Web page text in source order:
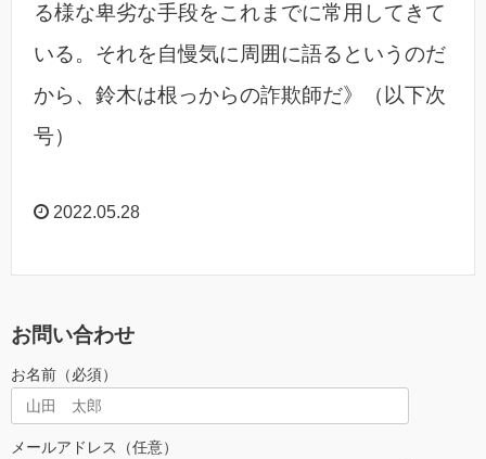
る様な卑劣な手段をこれまでに常用してきて
いる。それを自慢気に周囲に語るというのだ
から、鈴木は根っからの詐欺師だ》（以下次
号）
2022.05.28
お問い合わせ
お名前（必須）
メールアドレス（任意）